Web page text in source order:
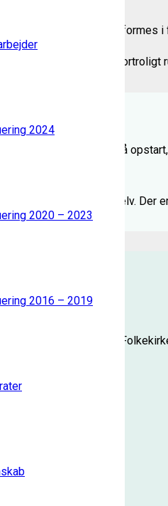
2024
2020 – 2023
2016 – 2019
deltagerne. Indholdet
foregår i et trygt og fortroligt
til dig, der venter på
giver mening for en selv.
Leere, koordinator i